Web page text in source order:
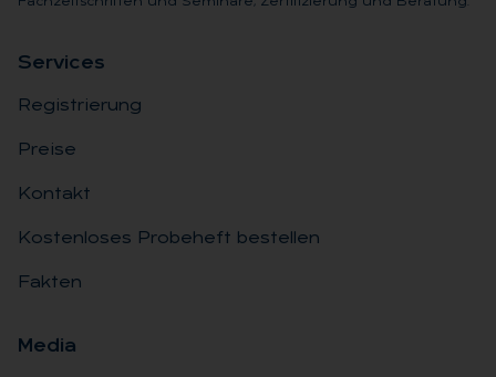
Ser­vices
Registrierung
Preise
Kontakt
Kostenloses Probeheft bestellen
Fakten
Me­dia